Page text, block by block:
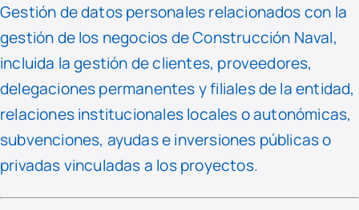
Gestión de datos personales relacionados con la
gestión de los negocios de Construcción Naval,
incluida la gestión de clientes, proveedores,
delegaciones permanentes y filiales de la entidad,
relaciones institucionales locales o autonómicas,
subvenciones, ayudas e inversiones públicas o
privadas vinculadas a los proyectos.